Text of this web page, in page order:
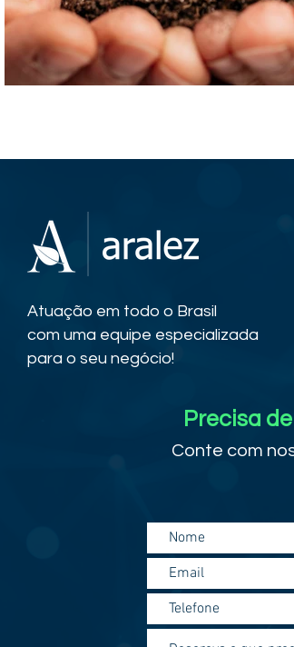
Atuação em todo o Brasil
com uma equipe especializada
para o seu negócio!
Precisa
Conte com